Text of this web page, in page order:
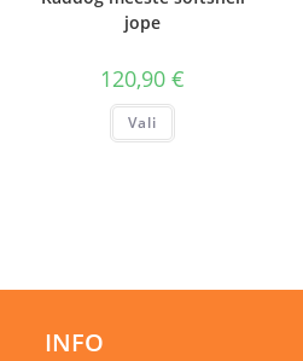
jope
120,90€
Vali
Sellel
on
INFO